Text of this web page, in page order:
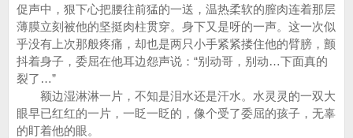
促声中，狠下心把腰往前猛的一送，温热柔软的膣肉连着那层
薄膜立刻被他的坚挺肉柱贯穿。身下又是呀的一声。这一次似
乎没有上次那般疼痛，却也是两只小手紧紧搂住他的臂膀，颤
抖着身子，委屈在他耳边怨声说：“别动哥，别动…下面真的
裂了…”
额边湿淋淋一片，不知是泪水还是汗水。水灵灵的一双大
眼早已红红的一片，一眨一眨的，像个受了委屈的孩子，无辜
的盯着他的眼。